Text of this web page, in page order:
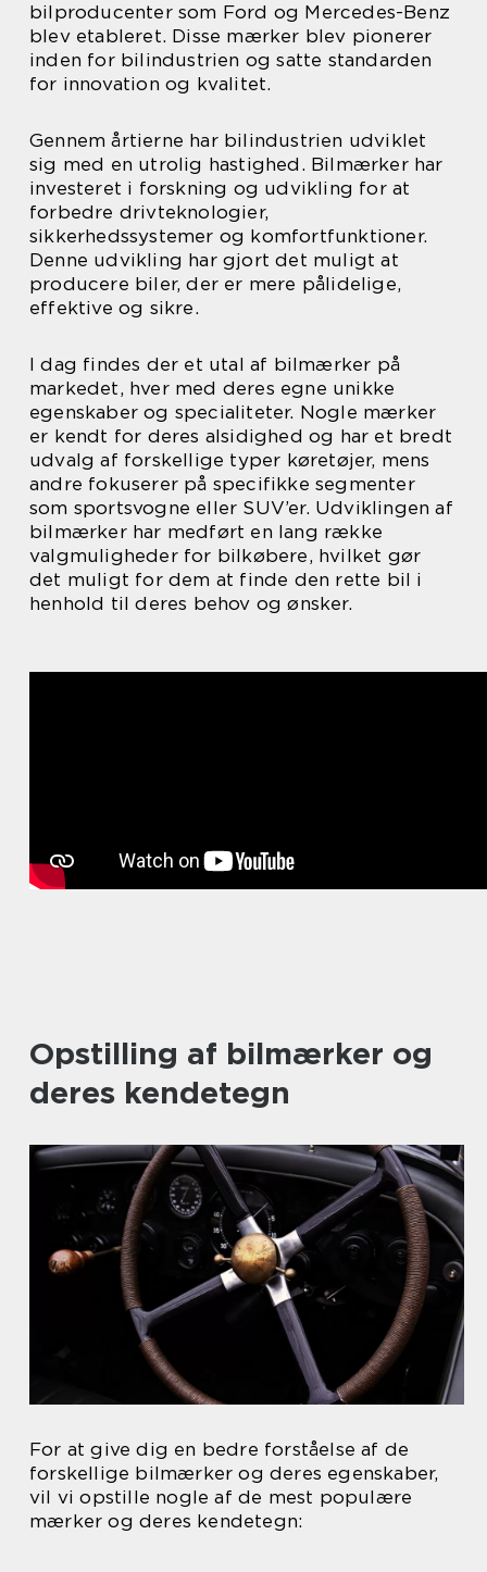
bilproducenter som Ford og Mercedes-Benz
blev etableret. Disse mærker blev pionerer
inden for bilindustrien og satte standarden
for innovation og kvalitet.
Gennem årtierne har bilindustrien udviklet
sig med en utrolig hastighed. Bilmærker har
investeret i forskning og udvikling for at
forbedre drivteknologier,
sikkerhedssystemer og komfortfunktioner.
Denne udvikling har gjort det muligt at
producere biler, der er mere pålidelige,
effektive og sikre.
I dag findes der et utal af bilmærker på
markedet, hver med deres egne unikke
egenskaber og specialiteter. Nogle mærker
er kendt for deres alsidighed og har et bredt
udvalg af forskellige typer køretøjer, mens
andre fokuserer på specifikke segmenter
som sportsvogne eller SUV’er. Udviklingen af
bilmærker har medført en lang række
valgmuligheder for bilkøbere, hvilket gør
det muligt for dem at finde den rette bil i
henhold til deres behov og ønsker.
Opstilling af bilmærker og
deres kendetegn
For at give dig en bedre forståelse af de
forskellige bilmærker og deres egenskaber,
vil vi opstille nogle af de mest populære
mærker og deres kendetegn: